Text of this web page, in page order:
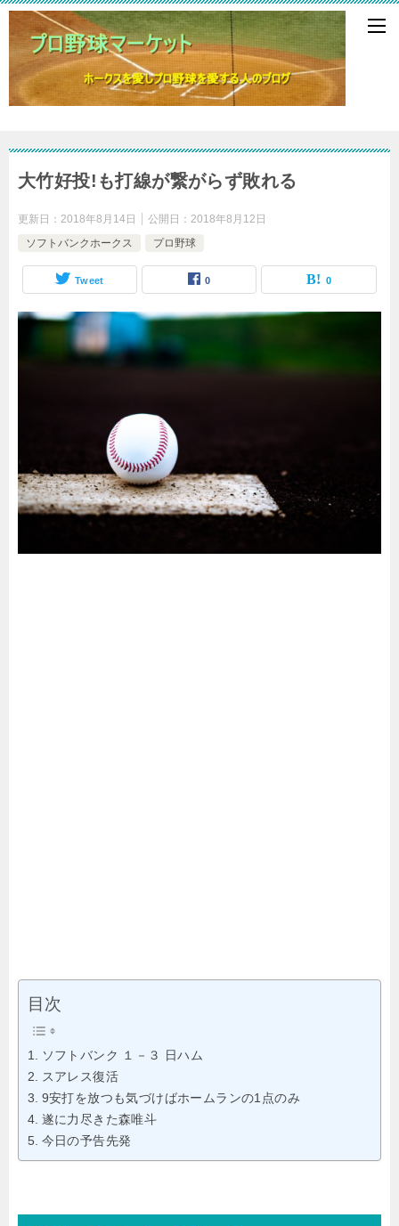
大竹好投!も打線が繋がらず敗れる
更新日： 2018年8月14日 公開日： 2018年8月12日
ソフトバンクホークス
プロ野球
Tweet 0 0
目次
ソフトバンク １－３ 日ハム
スアレス復活
9安打を放つも気づけばホームランの1点のみ
遂に力尽きた森唯斗
今日の予告先発